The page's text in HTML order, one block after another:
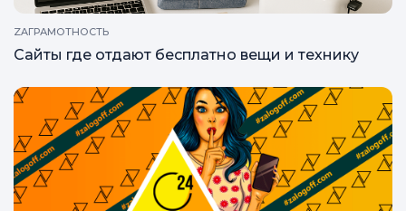
ZAГРАМОТНОСТЬ
Сайты где отдают бесплатно вещи и технику